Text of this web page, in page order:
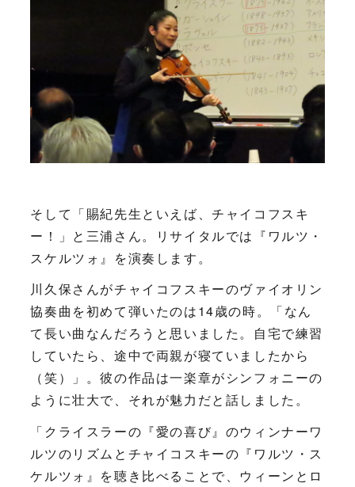
そして「賜紀先生といえば、チャイコフスキ
ー！」と三浦さん。リサイタルでは『ワルツ・
スケルツォ』を演奏します。
川久保さんがチャイコフスキーのヴァイオリン
協奏曲を初めて弾いたのは14歳の時。「なん
て長い曲なんだろうと思いました。自宅で練習
していたら、途中で両親が寝ていましたから
（笑）」。彼の作品は一楽章がシンフォニーの
ように壮大で、それが魅力だと話しました。
「クライスラーの『愛の喜び』のウィンナーワ
ルツのリズムとチャイコスキーの『ワルツ・ス
ケルツォ』を聴き比べることで、ウィーンとロ